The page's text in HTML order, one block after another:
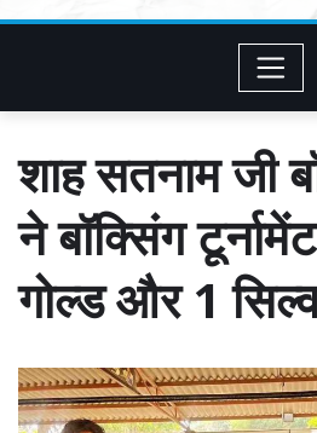
शाह सतनाम जी
ने बॉक्सिंग
गोल्ड और 1